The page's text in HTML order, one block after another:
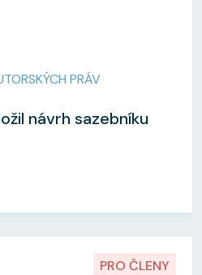
PRÁV
návrh sazebníku
PRO ČLENY